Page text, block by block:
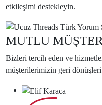
etkileşimi destekleyin.
MUTLU
Bizleri tercih eden ve
müşterilerimizin geri dönüşleri